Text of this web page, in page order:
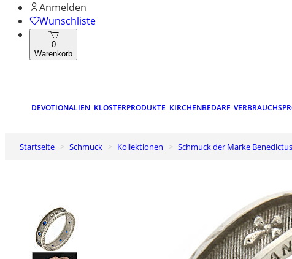
Anmelden
Wunschliste
0
Warenkorb
DEVOTIONALIEN KLOSTERPRODUKTE KIRCHENBEDARF
Startseite Schmuck Kollektionen Schmuck der Marke Benedictus